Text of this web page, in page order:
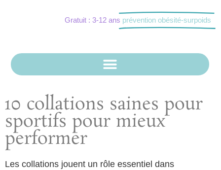
Gratuit : 3-12 ans prévention obésité-surpoids
10 collations saines pour
sportifs pour mieux
performer
Les collations jouent un rôle essentiel dans